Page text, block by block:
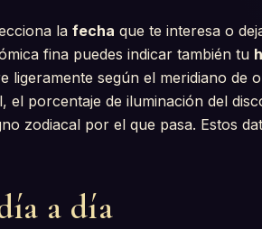
la fecha que te interesa o
fina puedes indicar también tu
ligeramente según el meridiano de
el porcentaje de iluminación del
zodiacal por el que pasa. Estos
a día